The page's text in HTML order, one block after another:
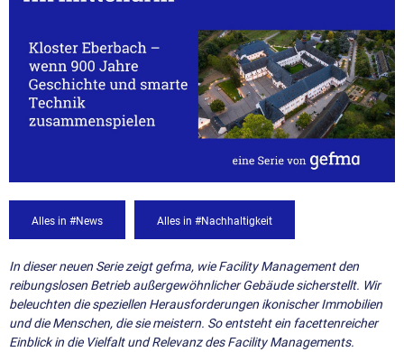
Alles in #News Alles in #Nachhaltigkeit
In dieser neuen Serie zeigt gefma, wie Facility Management den
reibungslosen Betrieb außergewöhnlicher Gebäude sicherstellt. Wir
beleuchten die speziellen Herausforderungen ikonischer Immobilien
und die Menschen, die sie meistern. So entsteht ein facettenreicher
Einblick in die Vielfalt und Relevanz des Facility Managements.